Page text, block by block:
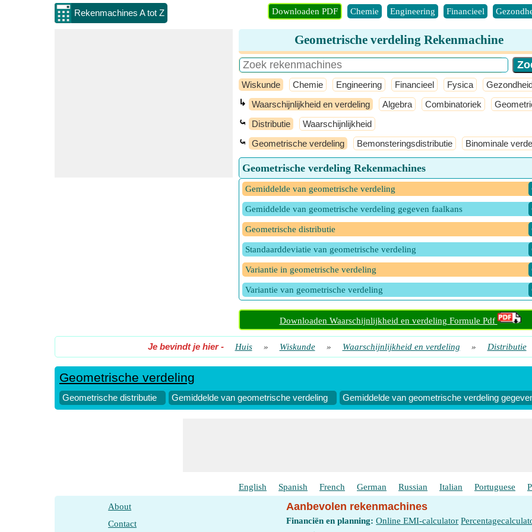
Rekenmachines A tot Z Downloaden PDF Chemie Engineering Financieel
Geometrische verdeling Rekenmachine
Wiskunde Chemie Engineering Financieel Fysica
↳ Waarschijnlijkheid en verdeling Algebra Combinatoriek
⤿ Distributie Waarschijnlijkheid
⤿ Geometrische verdeling Bemonsteringsdistributie Binominale
Geometrische verdeling Rekenmachines
Gemiddelde van geometrische verdeling
Gemiddelde van geometrische verdeling gegeven faalkans
Geometrische distributie
Standaarddeviatie van geometrische verdeling
Variantie in geometrische verdeling
Variantie van geometrische verdeling
Downloaden Waarschijnlijkheid en verdeling Formule Pdf
Je bevindt je hier- Huis » Wiskunde » Waarschijnlijkheid en verdeling » Distributie
Geometrische verdeling
Geometrische distributie Gemiddelde van geometrische verdeling Gemiddelde van geometrische verdeling
English Spanish French German Russian Italian Portuguese
About
Contact
Aanbevolen rekenmachines
Financiën en planning: Online EMI-calculator